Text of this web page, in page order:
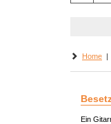
Home |
Ein